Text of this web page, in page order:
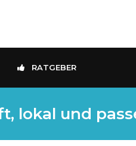
RATGEBER
lokal und